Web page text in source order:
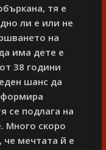
тя е
ли е или не
на
има дете е
38 години
шанс да
се подлага на
Много скоро
че мечтата й е